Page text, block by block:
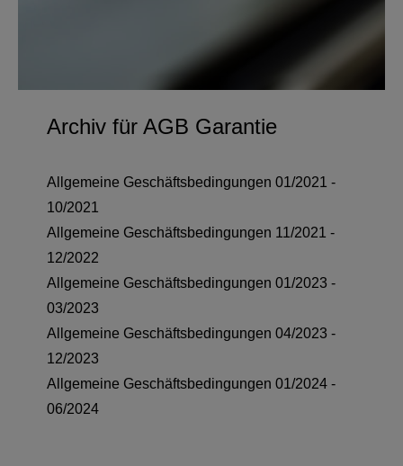
Archiv für AGB Garantie
Allgemeine Geschäftsbedingungen 01/2021 -
10/2021
Allgemeine Geschäftsbedingungen 11/2021 -
12/2022
Allgemeine Geschäftsbedingungen 01/2023 -
03/2023
Allgemeine Geschäftsbedingungen 04/2023 -
12/2023
Allgemeine Geschäftsbedingungen 01/2024 -
06/2024